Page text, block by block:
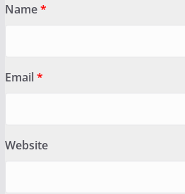
Name*
Email*
Website